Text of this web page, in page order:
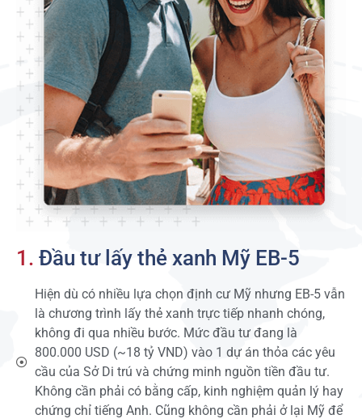
1. Đầu tư lấy thẻ xanh Mỹ EB-5
Hiện dù có nhiều lựa chọn định cư Mỹ nhưng EB-5 vẫn
là chương trình lấy thẻ xanh trực tiếp nhanh chóng,
không đi qua nhiều bước. Mức đầu tư đang là
800.000 USD (~18 tỷ VND) vào 1 dự án thỏa các yêu
cầu của Sở Di trú và chứng minh nguồn tiền đầu tư.
Không cần phải có bằng cấp, kinh nghiệm quản lý hay
chứng chỉ tiếng Anh. Cũng không cần phải ở lại Mỹ để